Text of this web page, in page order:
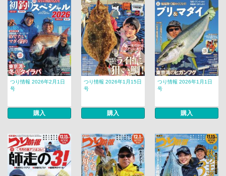
つり情報 2026年2月1日
号
購入
つり情報 2026年1月15日
号
購入
つり情報 2026年1月1日
号
購入